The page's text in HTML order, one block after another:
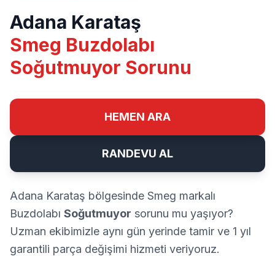
Adana Karataş
Smeg Buzdolabı
Soğutmuyor Sorunu
HEMEN ARA
RANDEVU AL
Adana Karataş bölgesinde Smeg markalı
Buzdolabı Soğutmuyor sorunu mu yaşıyor?
Uzman ekibimizle aynı gün yerinde tamir ve 1 yıl
garantili parça değişimi hizmeti veriyoruz.